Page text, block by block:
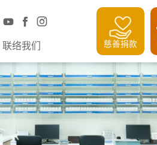
联络我们 慈善捐款